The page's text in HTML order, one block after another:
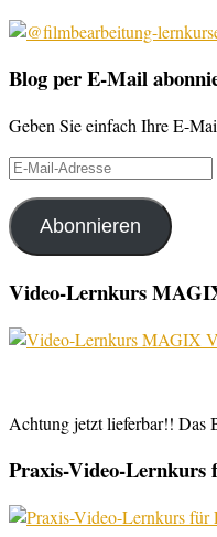
Blog per E-Mail
Geben Sie einfach Ihre E-
E-
Adresse
Abonnieren
Video-Lernkurs
Achtung jetzt lieferbar!!
Praxis-Video-Lernkurs